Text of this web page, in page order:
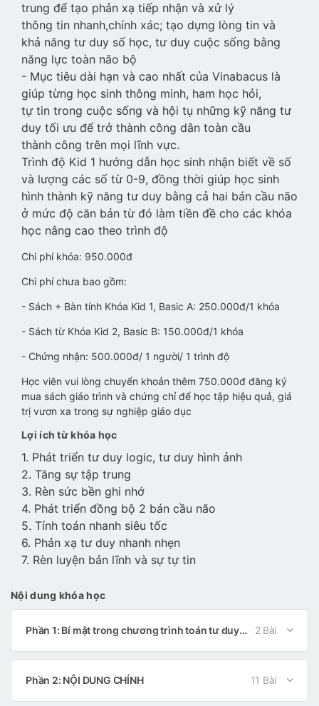
trung để tạo phản xạ tiếp nhận và xử lý
thông tin nhanh,chính xác; tạo dựng lòng tin và
khả năng tư duy số học, tư duy cuộc sống bằng
năng lực toàn não bộ
- Mục tiêu dài hạn và cao nhất của Vinabacus là
giúp từng học sinh thông minh, ham học hỏi,
tự tin trong cuộc sống và hội tụ những kỹ năng tư
duy tối ưu để trở thành công dân toàn cầu
thành công trên mọi lĩnh vực.
Trình độ Kid 1 hướng dẫn học sinh nhận biết về số
và lượng các số từ 0-9, đồng thời giúp học sinh
hình thành kỹ năng tư duy bằng cả hai bán cầu não
ở mức độ căn bản từ đó làm tiền đề cho các khóa
học nâng cao theo trình độ
Chi phí khóa: 950.000đ
Chi phí chưa bao gồm:
- Sách + Bàn tính Khóa Kid 1, Basic A: 250.000đ/1 khóa
- Sách từ Khóa Kid 2, Basic B: 150.000đ/1 khóa
- Chứng nhận: 500.000đ/ 1 người/ 1 trình độ
Học viên vui lòng chuyển khoản thêm 750.000đ đăng ký
mua sách giáo trình và chứng chỉ để học tập hiệu quả, giá
trị vươn xa trong sự nghiệp giáo dục
Lợi ích từ khóa học
1. Phát triển tư duy logic, tư duy hình ảnh
2. Tăng sự tập trung
3. Rèn sức bền ghi nhớ
4. Phát triển đồng bộ 2 bán cầu não
5. Tính toán nhanh siêu tốc
6. Phản xạ tư duy nhanh nhẹn
7. Rèn luyện bản lĩnh và sự tự tin
Nội dung khóa học
Phần 1: Bí mật trong chương trình toán tư duy Vinabacus 2 Bài
Phần 2: NỘI DUNG CHÍNH 11 Bài